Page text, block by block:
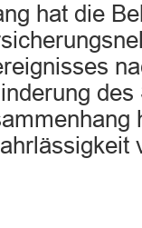
hat die
des